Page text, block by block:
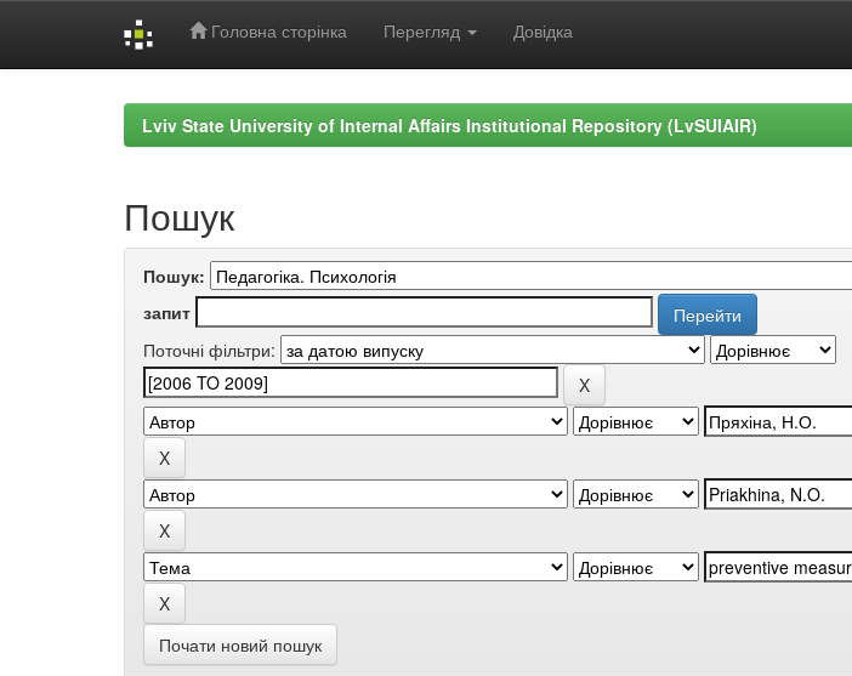
Головна сторінка Перегляд Довідка
Lviv State University of Internal Affairs Institutional Repository (LvSUIAIR)
Пошук
Пошук:
запит
Поточні фільтри:
Почати новий пошук